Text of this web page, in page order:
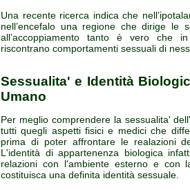
Una recente ricerca indica che
nell’encefalo una regione che dirige le
all’accoppiamento tanto è vero che
riscontrano comportamenti sessuali di
Sessualita' e Identità
Umano
Per meglio comprendere la sessualita'
tutti quegli aspetti fisici e medici che
prima di poter affrontare le realazioni
L'identità di appartenenza biologica
relazioni con l'ambiente esterno e con
costituisca una definita identità sessuale.